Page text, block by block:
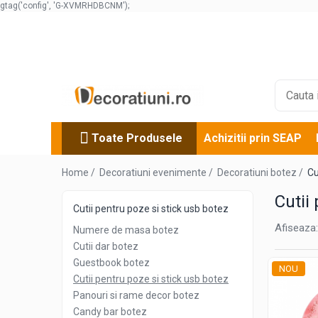
gtag('config', 'G-XVMRHDBCNM');
Decoratiuni nunta
Guestbook nunta
Cutii pentru stick usb nunta
Cutii verighete
Marturii nunta
Panouri si rame decor nunta
Candy bar nunta
Decoratiuni botez
Numere de masa botez
Toate Produsele Achizitii prin SEAP
Home / Decoratiuni evenimente / Decoratiuni botez /
Cutii
Cutii pentru poze si stick usb botez
Numere de masa botez
Cutii dar botez
Guestbook botez
Cutii pentru poze si stick usb botez
Panouri si rame decor botez
Candy bar botez
Afiseaza:
NOU